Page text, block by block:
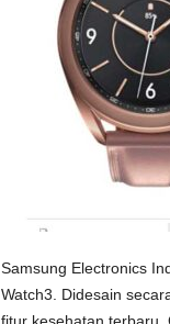
Samsung Electronics
Watch3. Didesain